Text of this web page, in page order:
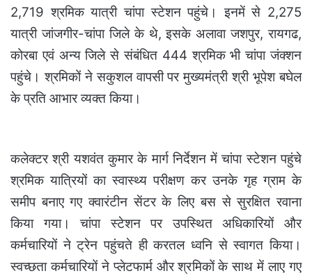
2,719 श्रमिक यात्री चांपा स्टेशन पहुंचे। इनमें से 2,275
यात्री जांजगीर-चांपा जिले के थे, इसके अलावा जशपुर, रायगढ,
कोरबा एवं अन्य जिले से संबंधित 444 श्रमिक भी चांपा जंक्शन
पहुंचे। श्रमिकों ने सकुशल वापसी पर मुख्यमंत्री श्री भूपेश बघेल
के प्रति आभार व्यक्त किया।
कलेक्टर श्री यशवंत कुमार के मार्ग निर्देशन में चांपा स्टेशन पहुंचे
श्रमिक यात्रियों का स्वास्थ्य परीक्षण कर उनके गृह ग्राम के
समीप बनाए गए क्वारंटीन सेंटर के लिए बस से सुरक्षित रवाना
किया गया। चांपा स्टेशन पर उपस्थित अधिकारियों और
कर्मचारियों ने ट्रेन पहुंचते ही करतल ध्वनि से स्वागत किया।
स्वच्छता कर्मचारियों ने प्लेटफार्म और श्रमिकों के साथ में लाए गए